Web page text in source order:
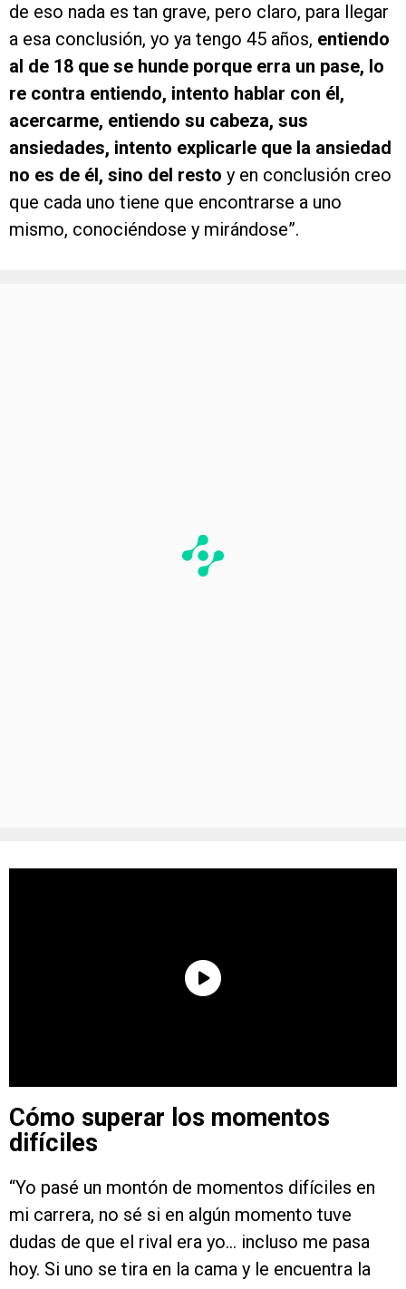
de eso nada es tan grave, pero claro, para llegar
a esa conclusión, yo ya tengo 45 años, entiendo
al de 18 que se hunde porque erra un pase, lo
re contra entiendo, intento hablar con él,
acercarme, entiendo su cabeza, sus
ansiedades, intento explicarle que la ansiedad
no es de él, sino del resto y en conclusión creo
que cada uno tiene que encontrarse a uno
mismo, conociéndose y mirándose”.
Cómo superar los momentos
difíciles
“Yo pasé un montón de momentos difíciles en
mi carrera, no sé si en algún momento tuve
dudas de que el rival era yo… incluso me pasa
hoy. Si uno se tira en la cama y le encuentra la